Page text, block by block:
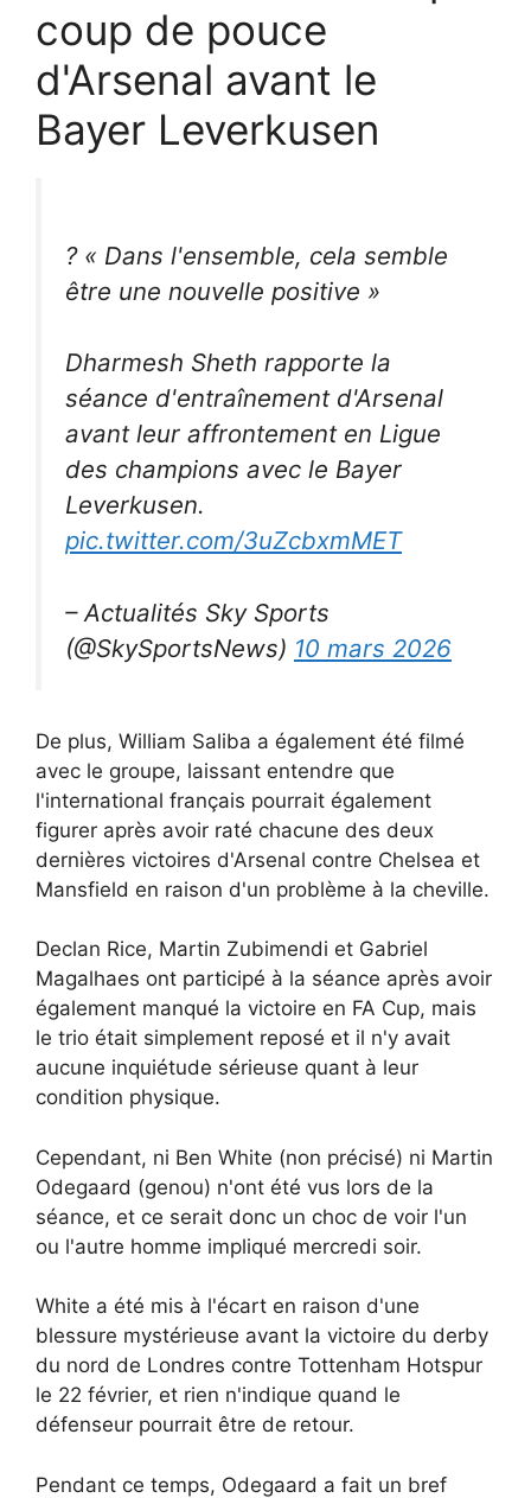
coup de pouce
d'Arsenal avant le
Bayer Leverkusen
?️ « Dans l'ensemble, cela semble
être une nouvelle positive »
Dharmesh Sheth rapporte la
séance d'entraînement d'Arsenal
avant leur affrontement en Ligue
des champions avec le Bayer
Leverkusen.
pic.twitter.com/3uZcbxmMET
– Actualités Sky Sports
(@SkySportsNews) 10 mars 2026
De plus, William Saliba a également été filmé
avec le groupe, laissant entendre que
l'international français pourrait également
figurer après avoir raté chacune des deux
dernières victoires d'Arsenal contre Chelsea et
Mansfield en raison d'un problème à la cheville.
Declan Rice, Martin Zubimendi et Gabriel
Magalhaes ont participé à la séance après avoir
également manqué la victoire en FA Cup, mais
le trio était simplement reposé et il n'y avait
aucune inquiétude sérieuse quant à leur
condition physique.
Cependant, ni Ben White (non précisé) ni Martin
Odegaard (genou) n'ont été vus lors de la
séance, et ce serait donc un choc de voir l'un
ou l'autre homme impliqué mercredi soir.
White a été mis à l'écart en raison d'une
blessure mystérieuse avant la victoire du derby
du nord de Londres contre Tottenham Hotspur
le 22 février, et rien n'indique quand le
défenseur pourrait être de retour.
Pendant ce temps, Odegaard a fait un bref